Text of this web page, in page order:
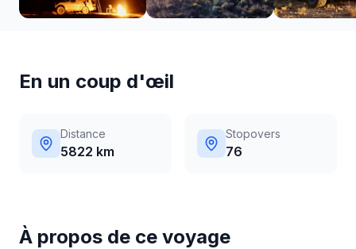
En un coup d'œil
Distance
5822 km
Stopovers
76
À propos de ce voyage